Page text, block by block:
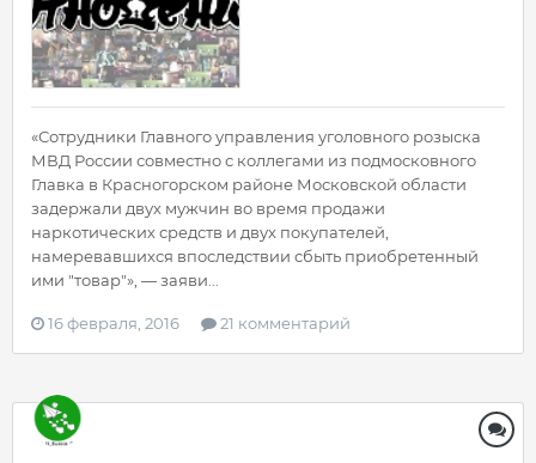
«Сотрудники Главного управления уголовного розыска
МВД России совместно с коллегами из подмосковного
Главка в Красногорском районе Московской области
задержали двух мужчин во время продажи
наркотических средств и двух покупателей,
намеревавшихся впоследствии сбыть приобретенный
ими "товар"», — заяви...
16 февраля, 2016 21 комментарий